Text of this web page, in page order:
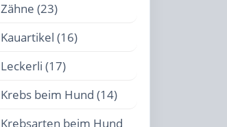
Zähne (23)
Kauartikel (16)
Leckerli (17)
Krebs beim Hund (14)
Krebsarten beim Hund